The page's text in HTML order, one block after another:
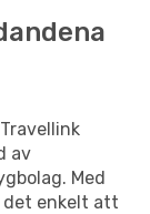
av
Med
enkelt att